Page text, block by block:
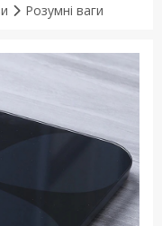
Розумні ваги